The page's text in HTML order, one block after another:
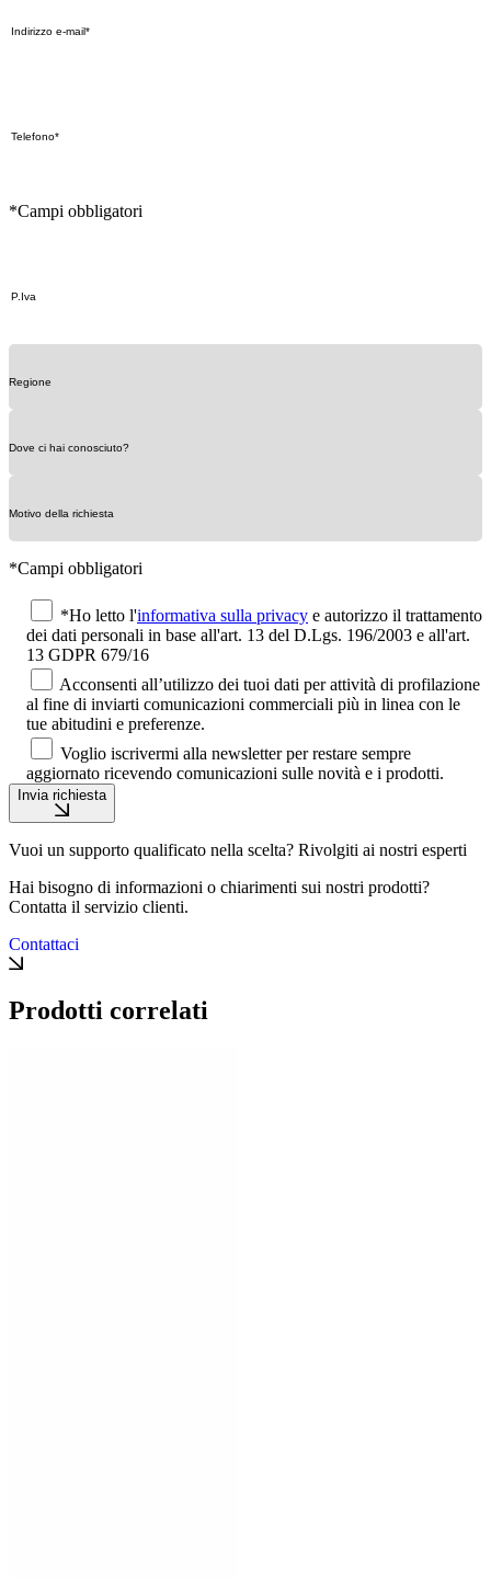
*Campi obbligatori
*Campi obbligatori
*Ho letto l'informativa sulla privacy e autorizzo il trattamento
dei dati personali in base all'art. 13 del D.Lgs. 196/2003 e all'art.
13 GDPR 679/16
Acconsenti all’utilizzo dei tuoi dati per attività di profilazione
al fine di inviarti comunicazioni commerciali più in linea con le
tue abitudini e preferenze.
Voglio iscrivermi alla newsletter per restare sempre
aggiornato ricevendo comunicazioni sulle novità e i prodotti.
Invia richiesta
Vuoi un supporto qualificato nella scelta? Rivolgiti ai nostri esperti
Hai bisogno di informazioni o chiarimenti sui nostri prodotti?
Contatta il servizio clienti.
Contattaci
Prodotti correlati